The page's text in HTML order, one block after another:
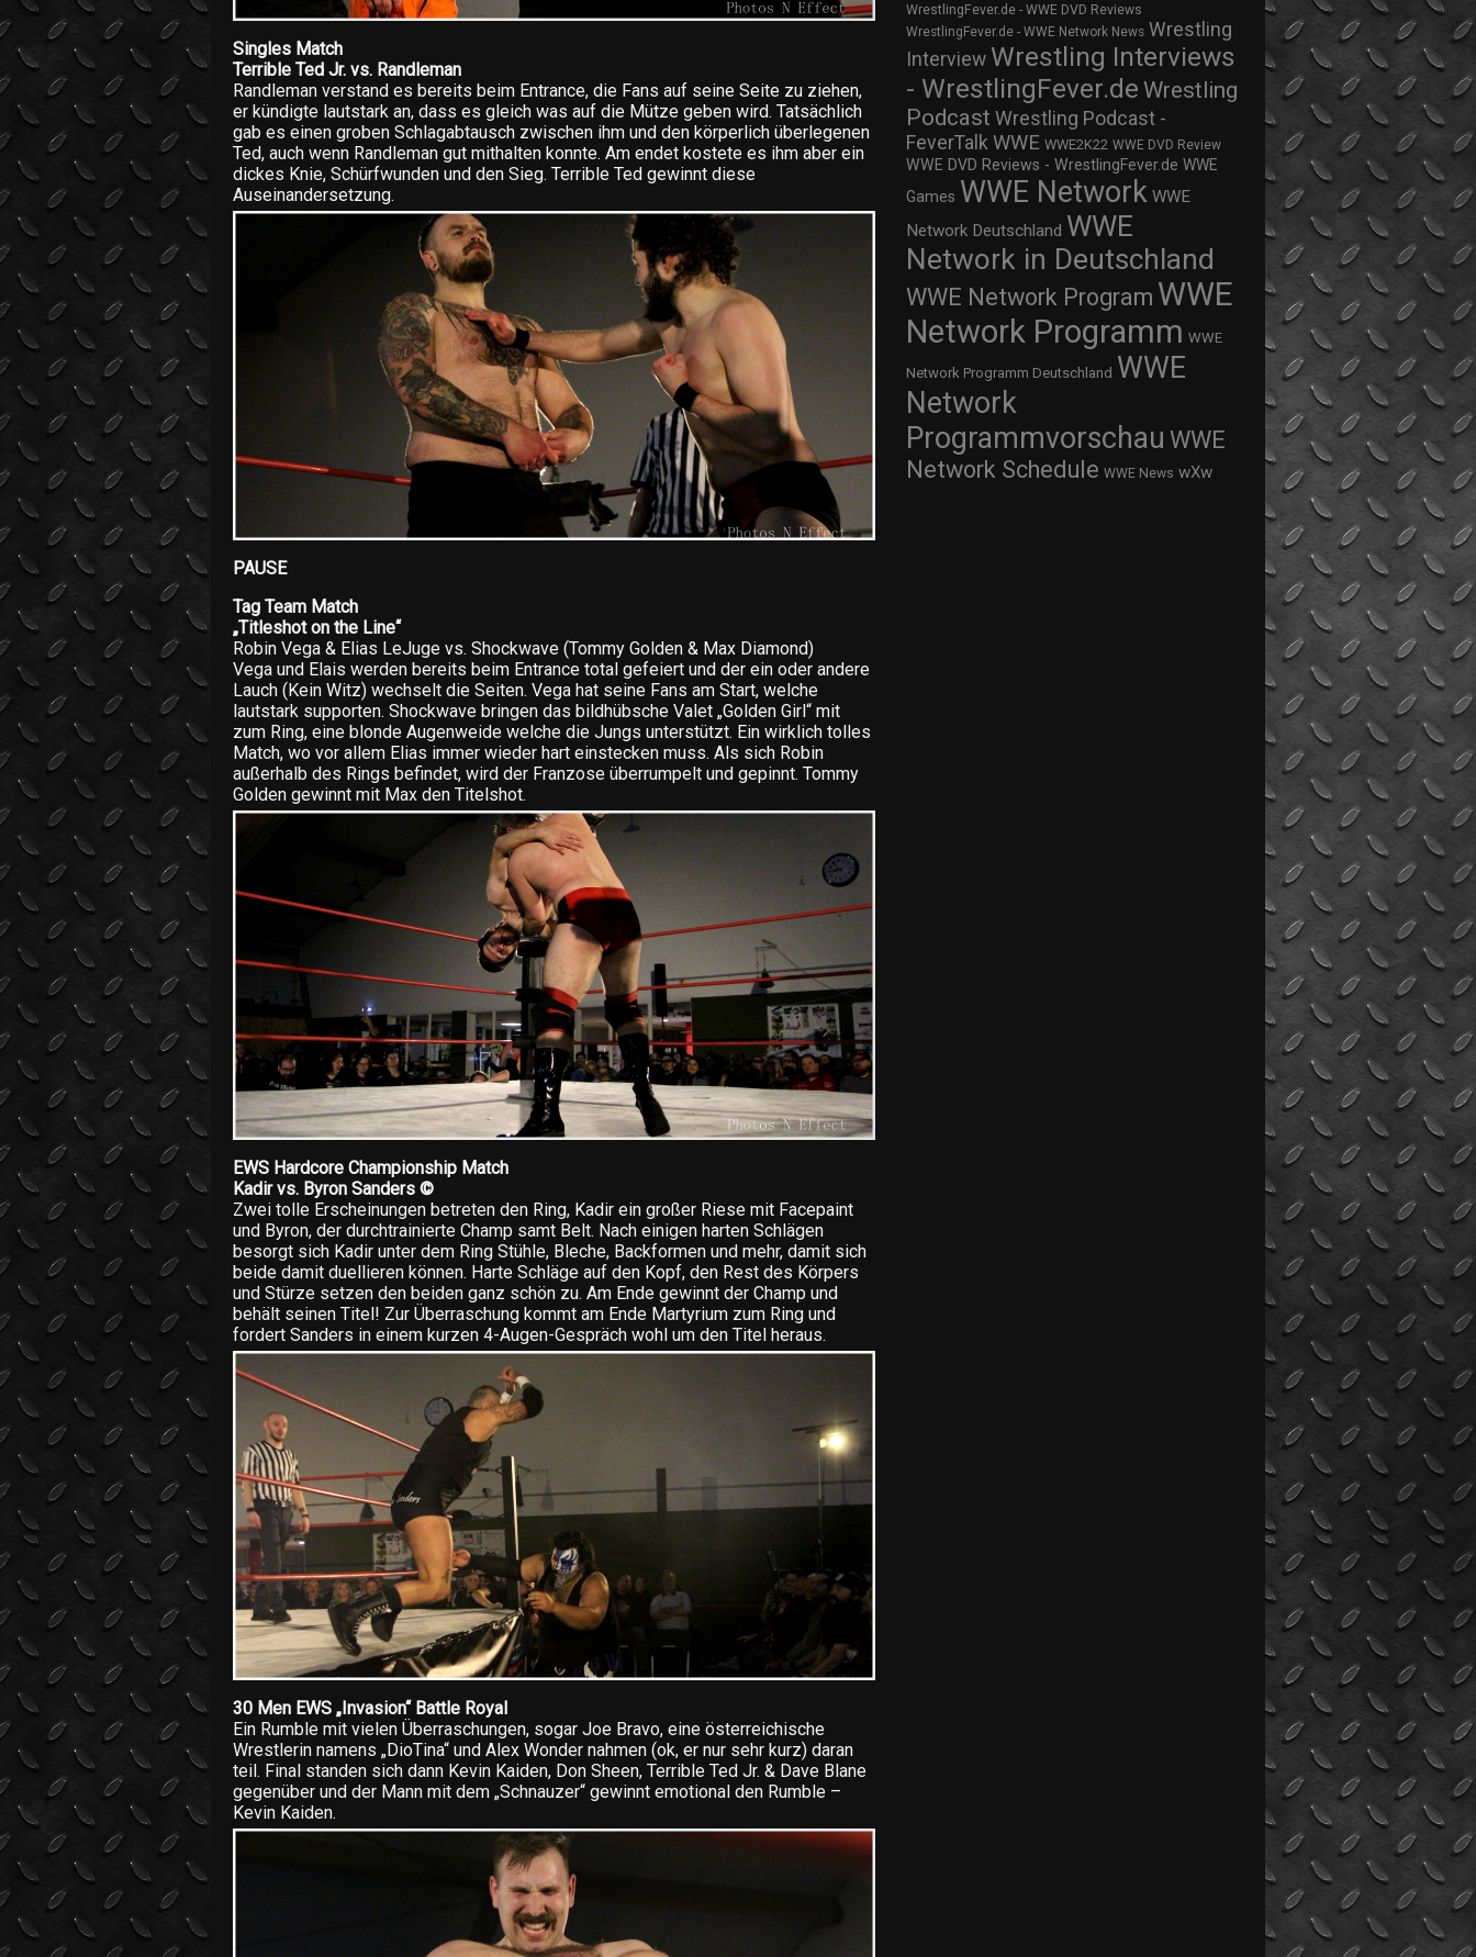
Singles Match
Terrible Ted Jr. vs. Randleman
Randleman verstand es bereits beim Entrance, die Fans auf seine Seite zu ziehen,
er kündigte lautstark an, dass es gleich was auf die Mütze geben wird. Tatsächlich
gab es einen groben Schlagabtausch zwischen ihm und den körperlich überlegenen
Ted, auch wenn Randleman gut mithalten konnte. Am endet kostete es ihm aber ein
dickes Knie, Schürfwunden und den Sieg. Terrible Ted gewinnt diese
Auseinandersetzung.
PAUSE
Tag Team Match
„Titleshot on the Line“
Robin Vega & Elias LeJuge vs. Shockwave (Tommy Golden & Max Diamond)
Vega und Elais werden bereits beim Entrance total gefeiert und der ein oder andere
Lauch (Kein Witz) wechselt die Seiten. Vega hat seine Fans am Start, welche
lautstark supporten. Shockwave bringen das bildhübsche Valet „Golden Girl“ mit
zum Ring, eine blonde Augenweide welche die Jungs unterstützt. Ein wirklich tolles
Match, wo vor allem Elias immer wieder hart einstecken muss. Als sich Robin
außerhalb des Rings befindet, wird der Franzose überrumpelt und gepinnt. Tommy
Golden gewinnt mit Max den Titelshot.
EWS Hardcore Championship Match
Kadir vs. Byron Sanders ©
Zwei tolle Erscheinungen betreten den Ring, Kadir ein großer Riese mit Facepaint
und Byron, der durchtrainierte Champ samt Belt. Nach einigen harten Schlägen
besorgt sich Kadir unter dem Ring Stühle, Bleche, Backformen und mehr, damit sich
beide damit duellieren können. Harte Schläge auf den Kopf, den Rest des Körpers
und Stürze setzen den beiden ganz schön zu. Am Ende gewinnt der Champ und
behält seinen Titel! Zur Überraschung kommt am Ende Martyrium zum Ring und
fordert Sanders in einem kurzen 4-Augen-Gespräch wohl um den Titel heraus.
30 Men EWS „Invasion“ Battle Royal
Ein Rumble mit vielen Überraschungen, sogar Joe Bravo, eine österreichische
Wrestlerin namens „DioTina“ und Alex Wonder nahmen (ok, er nur sehr kurz) daran
teil. Final standen sich dann Kevin Kaiden, Don Sheen, Terrible Ted Jr. & Dave Blane
gegenüber und der Mann mit dem „Schnauzer“ gewinnt emotional den Rumble –
Kevin Kaiden.
WrestlingFever.de - WWE DVD Reviews
WrestlingFever.de - WWE Network News Wrestling
Interview Wrestling Interviews
- WrestlingFever.de Wrestling
Podcast Wrestling Podcast -
FeverTalk WWE WWE2K22 WWE DVD Review
WWE DVD Reviews - WrestlingFever.de WWE
Games WWE Network WWE
Network Deutschland WWE
Network in Deutschland
WWE Network Program WWE
Network Programm WWE
Network Programm Deutschland WWE
Network
Programmvorschau WWE
Network Schedule WWE News wXw